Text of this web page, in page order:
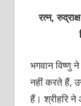
रत्न,
भगवान विष्णु
नहीं करते हैं,
हैं। श्रीहरि ने